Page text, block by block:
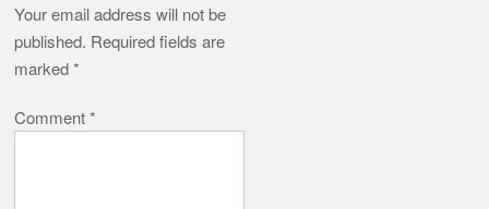
Your email address will not be
published. Required fields are
marked*
Comment*